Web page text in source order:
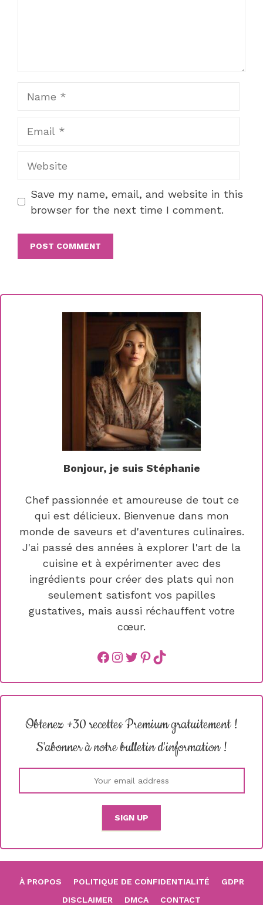
Save my name, email, and website in this
browser for the next time I comment.
Bonjour, je suis Stéphanie
Chef passionnée et amoureuse de tout ce
qui est délicieux. Bienvenue dans mon
monde de saveurs et d'aventures culinaires.
J'ai passé des années à explorer l'art de la
cuisine et à expérimenter avec des
ingrédients pour créer des plats qui non
seulement satisfont vos papilles
gustatives, mais aussi réchauffent votre
cœur.
Facebook
instagram
Twitter
Pinterest
TikTok
Obtenez +30 recettes Premium gratuitement !
S'abonner à notre bulletin d'information !
À PROPOS POLITIQUE DE CONFIDENTIALITÉ
GDPR
DISCLAIMER
DMCA CONTACT